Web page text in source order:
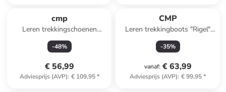
cmp
Leren trekkingschoenen
"Moon" grijs/zwart/blauw
-48%
€ 56,99
Adviesprijs (AVP): € 109,95*
CMP
Leren trekkingboots "Rigel"
bruin
-35%
vanaf: € 63,99
Adviesprijs (AVP): € 99,95*